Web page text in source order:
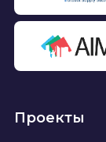
Проекты